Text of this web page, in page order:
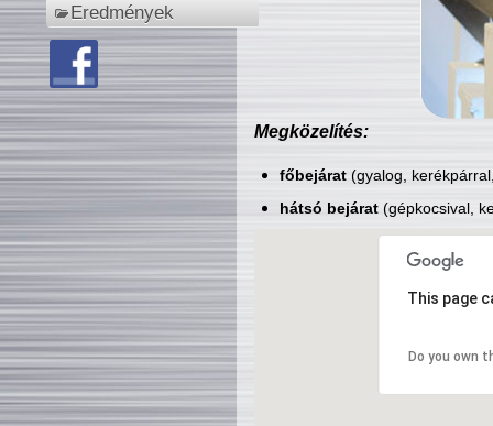
Eredmények
Megközelítés:
főbejárat(gyalog,
hátsó bejárat(gépkocsival,
This page
Do you own